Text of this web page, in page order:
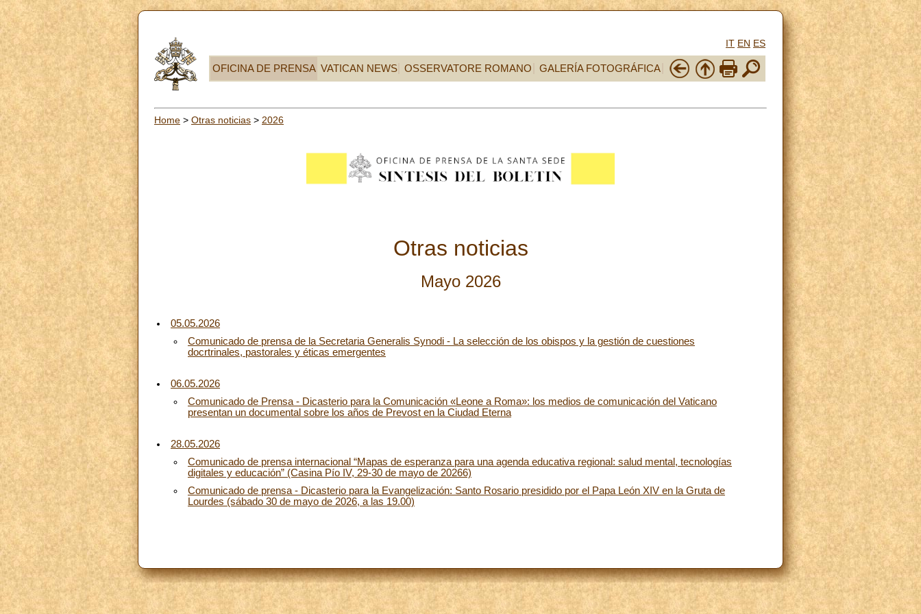
IT EN ES
OFICINA DE PRENSA VATICAN NEWS OSSERVATORE ROMANO GALERÍA FOTOGRÁFICA
Home > Otras noticias > 2026
Otras noticias
Mayo 2026
05.05.2026
Comunicado de prensa de la Secretaria Generalis Synodi - La selección de los obispos y la gestión de cuestiones
docrtrinales, pastorales y éticas emergentes
06.05.2026
Comunicado de Prensa - Dicasterio para la Comunicación «Leone a Roma»: los medios de comunicación del Vaticano
presentan un documental sobre los años de Prevost en la Ciudad Eterna
28.05.2026
Comunicado de prensa internacional “Mapas de esperanza para una agenda educativa regional: salud mental, tecnologías
digitales y educación” (Casina Pío IV, 29-30 de mayo de 20266)
Comunicado de prensa - Dicasterio para la Evangelización: Santo Rosario presidido por el Papa León XIV en la Gruta de
Lourdes (sábado 30 de mayo de 2026, a las 19.00)